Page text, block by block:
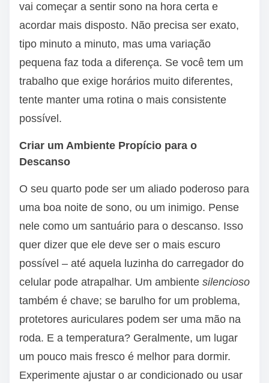
vai começar a sentir sono na hora certa e
acordar mais disposto. Não precisa ser exato,
tipo minuto a minuto, mas uma variação
pequena faz toda a diferença. Se você tem um
trabalho que exige horários muito diferentes,
tente manter uma rotina o mais consistente
possível.
Criar um Ambiente Propício para o
Descanso
O seu quarto pode ser um aliado poderoso para
uma boa noite de sono, ou um inimigo. Pense
nele como um santuário para o descanso. Isso
quer dizer que ele deve ser o mais escuro
possível – até aquela luzinha do carregador do
celular pode atrapalhar. Um ambiente silencioso
também é chave; se barulho for um problema,
protetores auriculares podem ser uma mão na
roda. E a temperatura? Geralmente, um lugar
um pouco mais fresco é melhor para dormir.
Experimente ajustar o ar condicionado ou usar